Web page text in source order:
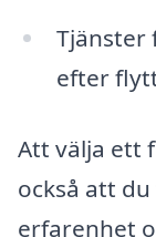
Tjänster
efter
Att välja ett
också att
erfarenhet